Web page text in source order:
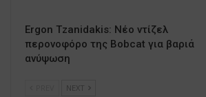
Ergon Tzanidakis: Νέο ντίζελ
περονοφόρο της Bobcat για βαριά
ανύψωση
NEXT